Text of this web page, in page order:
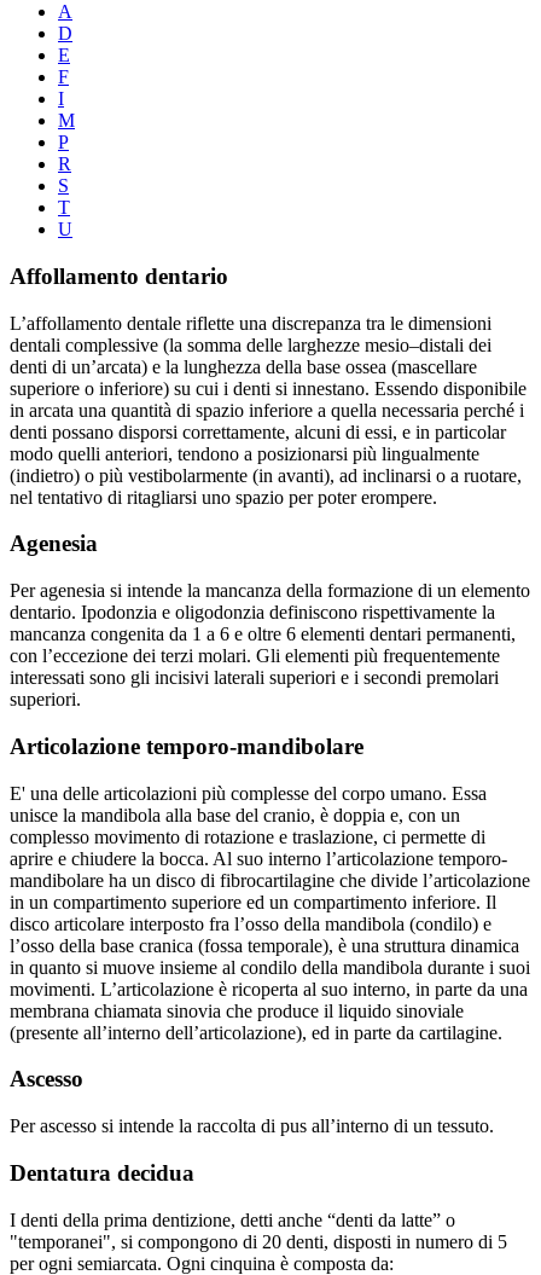
A
D
E
F
I
M
P
R
S
T
U
Affollamento dentario
L’affollamento dentale riflette una discrepanza tra le dimensioni
dentali complessive (la somma delle larghezze mesio–distali dei
denti di un’arcata) e la lunghezza della base ossea (mascellare
superiore o inferiore) su cui i denti si innestano. Essendo disponibile
in arcata una quantità di spazio inferiore a quella necessaria perché i
denti possano disporsi correttamente, alcuni di essi, e in particolar
modo quelli anteriori, tendono a posizionarsi più lingualmente
(indietro) o più vestibolarmente (in avanti), ad inclinarsi o a ruotare,
nel tentativo di ritagliarsi uno spazio per poter erompere.
Agenesia
Per agenesia si intende la mancanza della formazione di un elemento
dentario. Ipodonzia e oligodonzia definiscono rispettivamente la
mancanza congenita da 1 a 6 e oltre 6 elementi dentari permanenti,
con l’eccezione dei terzi molari. Gli elementi più frequentemente
interessati sono gli incisivi laterali superiori e i secondi premolari
superiori.
Articolazione temporo-mandibolare
E' una delle articolazioni più complesse del corpo umano. Essa
unisce la mandibola alla base del cranio, è doppia e, con un
complesso movimento di rotazione e traslazione, ci permette di
aprire e chiudere la bocca. Al suo interno l’articolazione temporo-
mandibolare ha un disco di fibrocartilagine che divide l’articolazione
in un compartimento superiore ed un compartimento inferiore. Il
disco articolare interposto fra l’osso della mandibola (condilo) e
l’osso della base cranica (fossa temporale), è una struttura dinamica
in quanto si muove insieme al condilo della mandibola durante i suoi
movimenti. L’articolazione è ricoperta al suo interno, in parte da una
membrana chiamata sinovia che produce il liquido sinoviale
(presente all’interno dell’articolazione), ed in parte da cartilagine.
Ascesso
Per ascesso si intende la raccolta di pus all’interno di un tessuto.
Dentatura decidua
I denti della prima dentizione, detti anche “denti da latte” o
"temporanei", si compongono di 20 denti, disposti in numero di 5
per ogni semiarcata. Ogni cinquina è composta da: